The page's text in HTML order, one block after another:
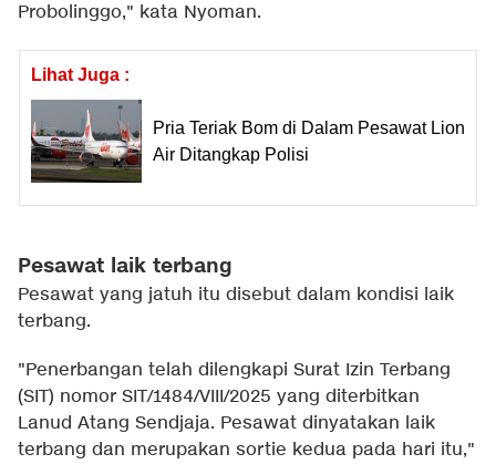
Probolinggo," kata Nyoman.
Lihat Juga :
Pria Teriak Bom di Dalam Pesawat Lion
Air Ditangkap Polisi
Pesawat laik terbang
Pesawat yang jatuh itu disebut dalam kondisi laik
terbang.
"Penerbangan telah dilengkapi Surat Izin Terbang
(SIT) nomor SIT/1484/VIII/2025 yang diterbitkan
Lanud Atang Sendjaja. Pesawat dinyatakan laik
terbang dan merupakan sortie kedua pada hari itu,"